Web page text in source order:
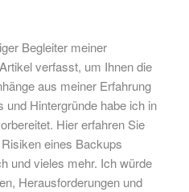
Begleiter meiner
verfasst, um Ihnen die
aus meiner Erfahrung
und Hintergründe habe ich in
Hier erfahren Sie
eines Backups
und vieles mehr. Ich würde
Herausforderungen und